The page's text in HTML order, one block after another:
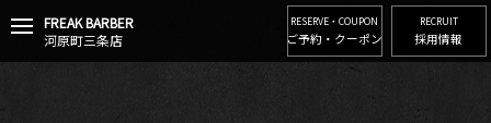
FREAK BARBER
河原町三条店
RESERVE・COUPON
ご予約・クーポン
RECRUIT
採用情報
t
g